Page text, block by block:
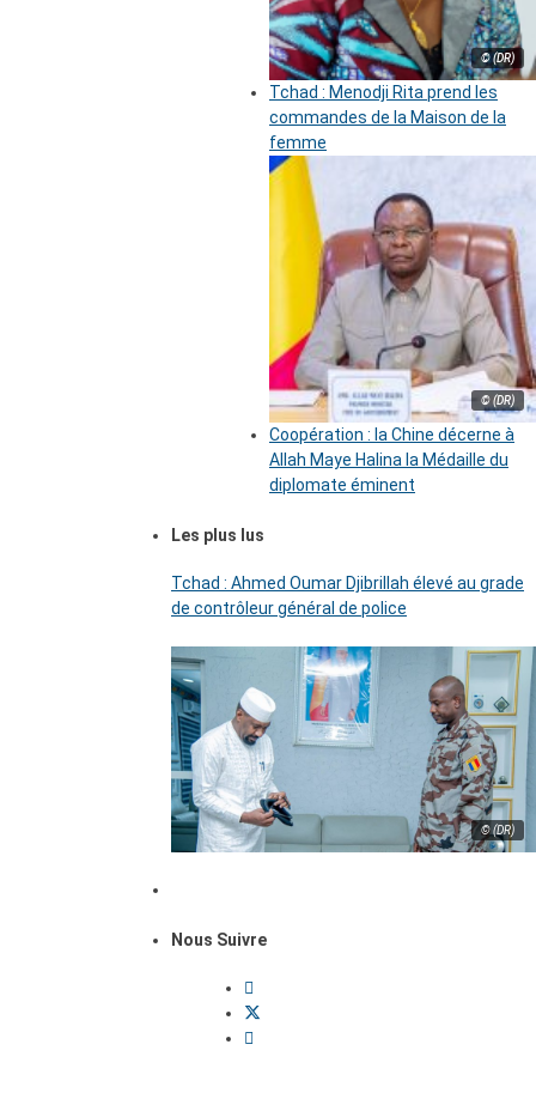
© (DR)
Tchad : Menodji Rita prend les
commandes de la Maison de la
femme
© (DR)
Coopération : la Chine décerne à
Allah Maye Halina la Médaille du
diplomate éminent
Les plus lus
Tchad : Ahmed Oumar Djibrillah élevé au grade
de contrôleur général de police
© (DR)
Nous Suivre